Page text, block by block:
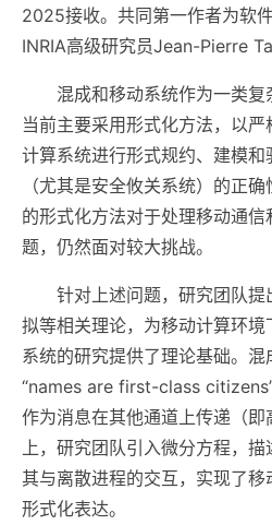
2025接收。共同第一作者为软
INRIA高级研究员Jean-Pierre
混成和移动系统作为一类复
当前主要采用形式化方法，以
计算系统进行形式规约、建模
（尤其是安全攸关系统）的正
的形式化方法对于处理移动通
题，仍然面对较大挑战。
针对上述问题，研究团队
拟等相关理论，为移动计算环
系统的研究提供了理论基础。
“names are first-class
作为消息在其他通道上传递（
上，研究团队引入微分方程，
其与离散进程的交互，实现了
形式化表达。